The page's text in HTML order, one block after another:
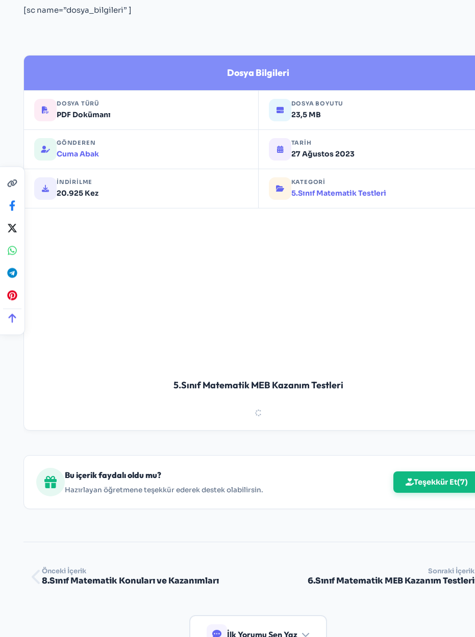
[sc name=”dosya_bilgileri” ]
Dosya Bilgileri
DOSYA TÜRÜ
PDF Dokümanı
DOSYA BOYUTU
23,5 MB
GÖNDEREN
Cuma Abak
TARIH
27 Ağustos 2023
İNDIRILME
20.925 Kez
KATEGORI
5.Sınıf Matematik Testleri
5.Sınıf Matematik MEB Kazanım Testleri
Bu içerik faydalı oldu mu?
Hazırlayan öğretmene teşekkür ederek destek olabilirsin.
Teşekkür Et(7)
Önceki İçerik
8.Sınıf Matematik Konuları ve Kazanımları
Sonraki İçerik
6.Sınıf Matematik MEB Kazanım Testleri
İlk Yorumu Sen Yaz